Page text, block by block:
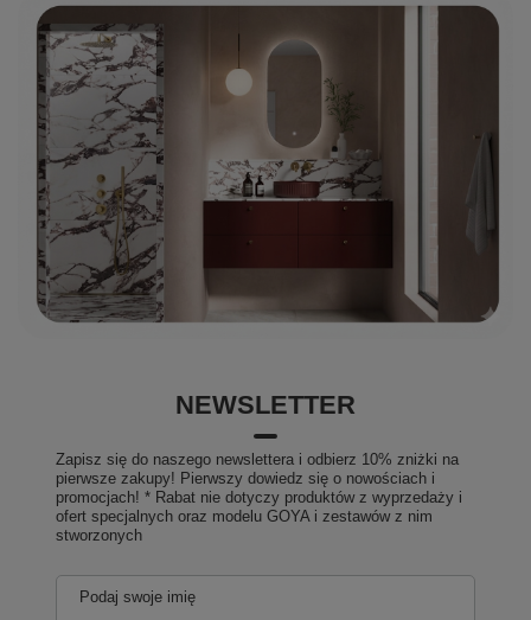
NEWSLETTER
Zapisz się do naszego newslettera i odbierz 10% zniżki na
pierwsze zakupy! Pierwszy dowiedz się o nowościach i
promocjach! * Rabat nie dotyczy produktów z wyprzedaży i
ofert specjalnych oraz modelu GOYA i zestawów z nim
stworzonych
Podaj swoje imię